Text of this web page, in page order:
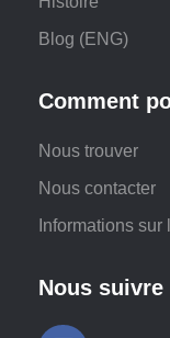
Blog (ENG)
Comment
Nous trouver
Nous contacter
Informations
Nous suivre